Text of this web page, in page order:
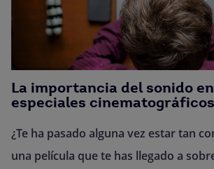
La importancia del sonido
especiales cinematográficos
¿Te ha pasado alguna vez estar tan
una película que te has llegado a